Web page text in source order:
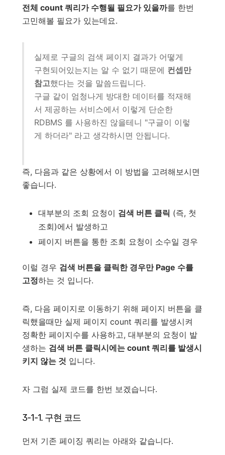
전체 count 쿼리가 수행될 필요가 있을까를 한번
고민해볼 필요가 있는데요.
실제로 구글의 검색 페이지 결과가 어떻게
구현되어있는지는 알 수 없기 때문에 컨셉만
참고했다는 것을 말씀드립니다.
구글 같이 엄청나게 방대한 데이터를 적재해
서 제공하는 서비스에서 이렇게 단순한
RDBMS 를 사용하진 않을테니 "구글이 이렇
게 하더라" 라고 생각하시면 안됩니다.
즉, 다음과 같은 상황에서 이 방법을 고려해보시면
좋습니다.
대부분의 조회 요청이 검색 버튼 클릭 (즉, 첫
조회)에서 발생하고
페이지 버튼을 통한 조회 요청이 소수일 경우
이럴 경우 검색 버튼을 클릭한 경우만 Page 수를
고정하는 것 입니다.
즉, 다음 페이지로 이동하기 위해 페이지 버튼을 클
릭했을때만 실제 페이지 count 쿼리를 발생시켜
정확한 페이지수를 사용하고, 대부분의 요청이 발
생하는 검색 버튼 클릭시에는 count 쿼리를 발생시
키지 않는 것 입니다.
자 그럼 실제 코드를 한번 보겠습니다.
3-1-1. 구현 코드
먼저 기존 페이징 쿼리는 아래와 같습니다.